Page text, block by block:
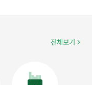
전체보기